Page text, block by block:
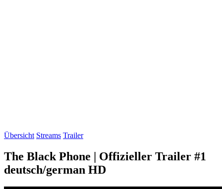
Übersicht Streams Trailer
The Black Phone | Offizieller Trailer #1
deutsch/german HD